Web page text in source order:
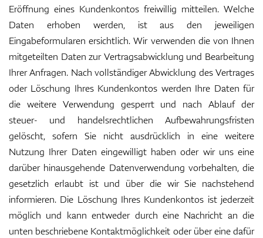
Schuhe
Bälle
Bags
Trolleys
Eröffnung eines Kundenkontos freiwillig mitteilen. Welche
Daten erhoben werden, ist aus den jeweiligen
Eingabeformularen ersichtlich. Wir verwenden die von Ihnen
mitgeteilten Daten zur Vertragsabwicklung und Bearbeitung
Ihrer Anfragen. Nach vollständiger Abwicklung des Vertrages
oder Löschung Ihres Kundenkontos werden Ihre Daten für
die weitere Verwendung gesperrt und nach Ablauf der
steuer- und handelsrechtlichen Aufbewahrungsfristen
gelöscht, sofern Sie nicht ausdrücklich in eine weitere
Nutzung Ihrer Daten eingewilligt haben oder wir uns eine
darüber hinausgehende Datenverwendung vorbehalten, die
gesetzlich erlaubt ist und über die wir Sie nachstehend
informieren. Die Löschung Ihres Kundenkontos ist jederzeit
möglich und kann entweder durch eine Nachricht an die
unten beschriebene Kontaktmöglichkeit oder über eine dafür